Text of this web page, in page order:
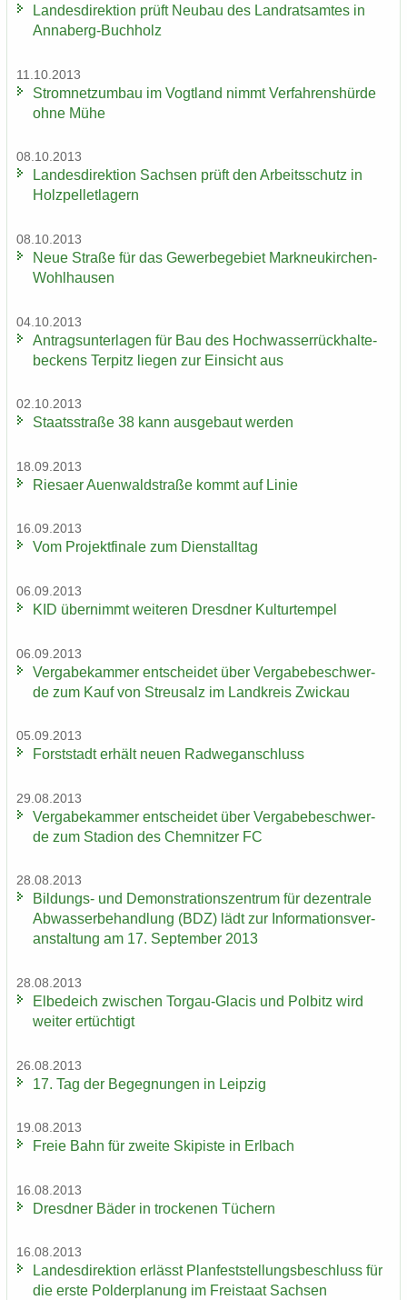
Lan­des­di­rek­ti­on prüft Neu­bau des Land­rats­am­tes in
Annaberg-​Buchholz
11.10.2013
Strom­netz­um­bau im Vogt­land nimmt Ver­fah­rens­hür­de
ohne Mühe
08.10.2013
Lan­des­di­rek­ti­on Sach­sen prüft den Ar­beits­schutz in
Holz­pel­let­la­gern
08.10.2013
Neue Stra­ße für das Ge­wer­be­ge­biet Markneukirchen-​
Wohlhausen
04.10.2013
An­trags­un­ter­la­gen für Bau des Hoch­was­ser­rück­hal­te­
be­ckens Ter­pitz lie­gen zur Ein­sicht aus
02.10.2013
Staats­stra­ße 38 kann aus­ge­baut wer­den
18.09.2013
Rie­sa­er Au­en­wald­stra­ße kommt auf Linie
16.09.2013
Vom Pro­jekt­fi­na­le zum Dienst­all­tag
06.09.2013
KID über­nimmt wei­te­ren Dresd­ner Kul­tur­tem­pel
06.09.2013
Ver­ga­be­kam­mer ent­schei­det über Ver­ga­be­be­schwer­
de zum Kauf von Streu­salz im Land­kreis Zwi­ckau
05.09.2013
Forst­stadt er­hält neuen Rad­weg­an­schluss
29.08.2013
Ver­ga­be­kam­mer ent­schei­det über Ver­ga­be­be­schwer­
de zum Sta­di­on des Chem­nit­zer FC
28.08.2013
Bildungs-​ und De­mons­tra­ti­ons­zen­trum für de­zen­tra­le
Ab­was­ser­be­hand­lung (BDZ) lädt zur In­for­ma­ti­ons­ver­
an­stal­tung am 17. Sep­tem­ber 2013
28.08.2013
El­be­deich zwi­schen Torgau-​Glacis und Pol­bitz wird
wei­ter er­tüch­tigt
26.08.2013
17. Tag der Be­geg­nun­gen in Leip­zig
19.08.2013
Freie Bahn für zwei­te Ski­pis­te in Erl­bach
16.08.2013
Dresd­ner Bäder in tro­cke­nen Tü­chern
16.08.2013
Lan­des­di­rek­ti­on er­lässt Plan­fest­stel­lungs­be­schluss für
die erste Pol­der­pla­nung im Frei­staat Sach­sen